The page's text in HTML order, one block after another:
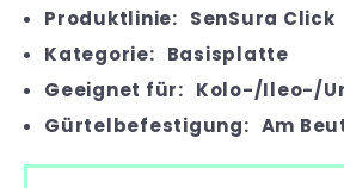
Produktlinie: SenSura Click
Kategorie: Basisplatte
Geeignet für: Kolo-/Ileo-/
Gürtelbefestigung: Am